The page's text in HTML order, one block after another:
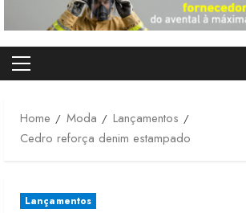
Primary
Home
Moda
Lançamentos
Cedro reforça denim estampado
Lançamentos